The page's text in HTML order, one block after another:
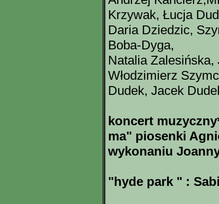
Krzywak, Łucja
Daria Dziedzic,
Boba-Dyga,
Natalia
Włodzimierz
Dudek, Jacek
koncert
ma" piosenki
wykonaniu
"hyde park " :